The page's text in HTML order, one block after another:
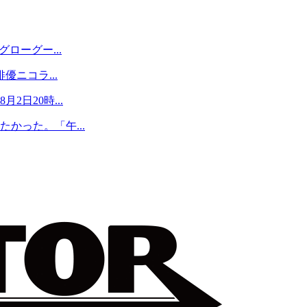
ローグー...
優ニコラ...
2日20時...
かった。「午...